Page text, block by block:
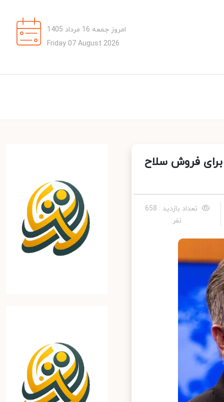
امروز جمعه 16 مرداد 1405
Friday 07 August 2026
فروش سلاح
تعداد بازدید : 658
نفر